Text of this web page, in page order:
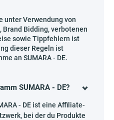
unter Verwendung von
Brand Bidding, verbotenen
sowie Tippfehlern ist
dieser Regeln ist
an SUMARA - DE.
SUMARA - DE?
- DE ist eine Affiliate-
bei der du Produkte